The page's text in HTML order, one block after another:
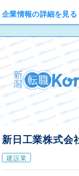
企業情報の詳細を見る
新日工業株式会
建設業